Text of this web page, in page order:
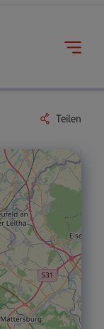
Teilen